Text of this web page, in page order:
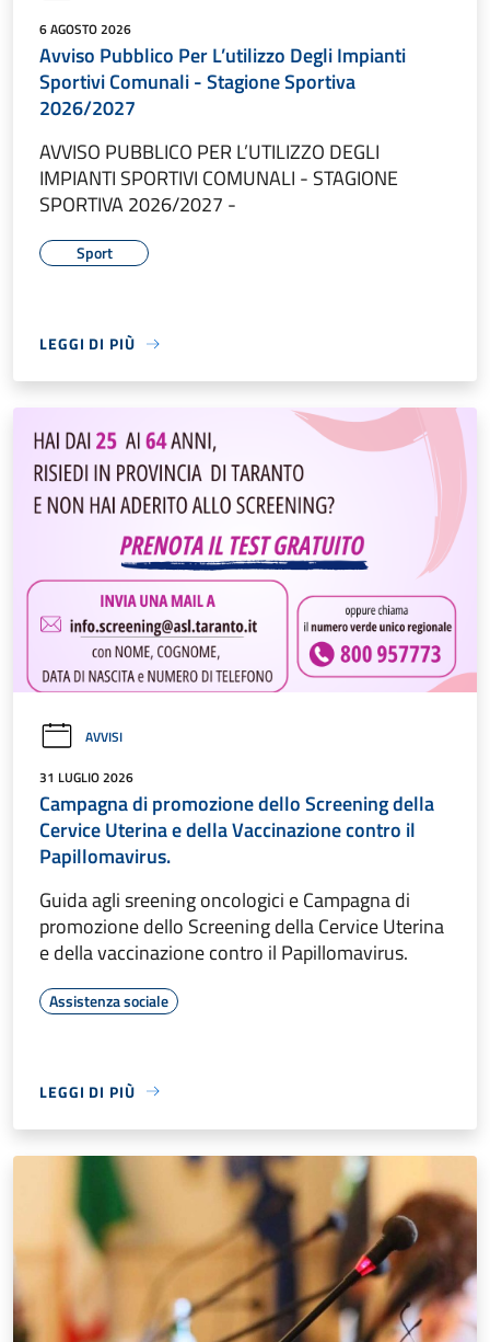
6 AGOSTO 2026
Avviso Pubblico Per L’utilizzo Degli Impianti
Sportivi Comunali - Stagione Sportiva
2026/2027
AVVISO PUBBLICO PER L’UTILIZZO DEGLI
IMPIANTI SPORTIVI COMUNALI - STAGIONE
SPORTIVA 2026/2027 -
Sport
LEGGI DI PIÙ
AVVISI
31 LUGLIO 2026
Campagna di promozione dello Screening della
Cervice Uterina e della Vaccinazione contro il
Papillomavirus.
Guida agli sreening oncologici e Campagna di
promozione dello Screening della Cervice Uterina
e della vaccinazione contro il Papillomavirus.
Assistenza sociale
LEGGI DI PIÙ